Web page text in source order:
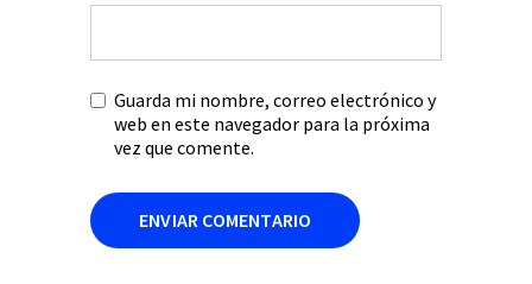
Guarda mi nombre, correo electrónico y
web en este navegador para la próxima
vez que comente.